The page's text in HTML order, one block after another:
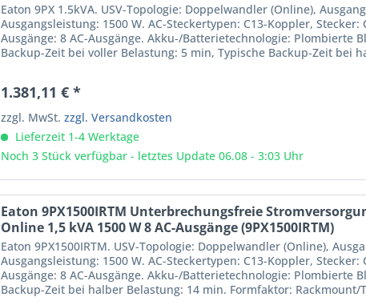
Eaton 9PX 1.5kVA. USV-Topologie: Doppelwandler (Online),
Ausgangsleistung: 1500 W. AC-Steckertypen: C13-Koppler, Stecker:
Ausgänge: 8 AC-Ausgänge. Akku-/Batterietechnologie: Plombierte
Backup-Zeit bei voller Belastung: 5 min, Typische Backup-Zeit bei
1.381,11 € *
zzgl. MwSt.zzgl. Versandkosten
Lieferzeit 1-4 Werktage
Noch 3 Stück verfügbar - letztes Update 06.08 - 3:03 Uhr
Eaton 9PX1500IRTM Unterbrechungsfreie
Online 1,5 kVA 1500 W 8 AC-Ausgänge (9PX1500IRTM)
Eaton 9PX1500IRTM. USV-Topologie: Doppelwandler (Online),
Ausgangsleistung: 1500 W. AC-Steckertypen: C13-Koppler, Stecker:
Ausgänge: 8 AC-Ausgänge. Akku-/Batterietechnologie: Plombierte
Backup-Zeit bei halber Belastung: 14 min. Formfaktor: Rackmount/